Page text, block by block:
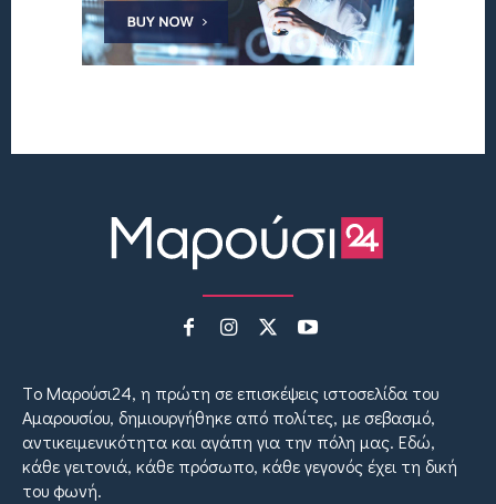
Tο Μαρούσι24, η πρώτη σε επισκέψεις ιστοσελίδα του
Αμαρουσίου, δημιουργήθηκε από πολίτες, με σεβασμό,
αντικειμενικότητα και αγάπη για την πόλη μας. Εδώ,
κάθε γειτονιά, κάθε πρόσωπο, κάθε γεγονός έχει τη δική
του φωνή.